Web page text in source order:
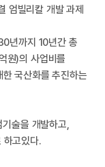
엄빌리칼 개발 과제
년까지 10년간 총
원)의 사업비를
국산화를 추진하는
기술을 개발하고,
하고있다.